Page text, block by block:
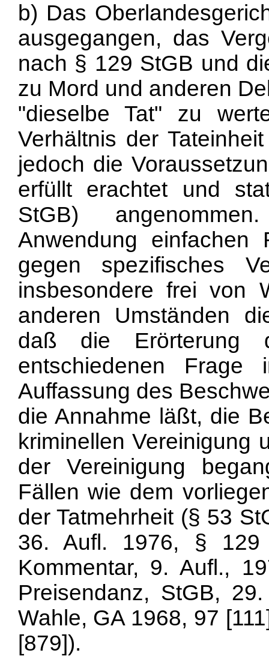
b) Das
ausgegangen, das
nach § 129 StGB und
zu Mord und anderen
"dieselbe Tat" zu
Verhältnis der
jedoch die
erfüllt erachtet und
StGB)
Anwendung einfachen
gegen spezifisches
insbesondere frei von
anderen Umständen
daß die Erörterung
entschiedenen Frage
Auffassung des
die Annahme läßt, die
kriminellen Vereinigung
der Vereinigung
Fällen wie dem
der Tatmehrheit (§ 53
36. Aufl. 1976, §
Kommentar, 9. Aufl.,
Preisendanz, StGB,
Wahle, GA 1968, 97
[879]).